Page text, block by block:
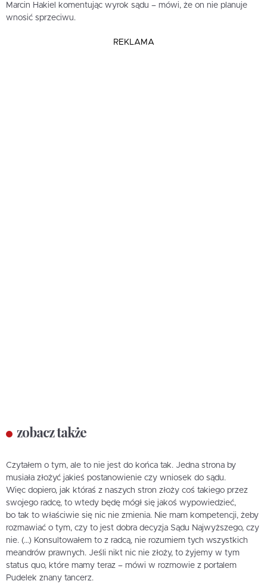
Marcin Hakiel komentując wyrok sądu – mówi, że on nie planuje
wnosić sprzeciwu.
REKLAMA
zobacz także
Czytałem o tym, ale to nie jest do końca tak. Jedna strona by
musiała złożyć jakieś postanowienie czy wniosek do sądu.
Więc dopiero, jak któraś z naszych stron złoży coś takiego przez
swojego radcę, to wtedy będę mógł się jakoś wypowiedzieć,
bo tak to właściwie się nic nie zmienia. Nie mam kompetencji, żeby
rozmawiać o tym, czy to jest dobra decyzja Sądu Najwyższego, czy
nie. (…) Konsultowałem to z radcą, nie rozumiem tych wszystkich
meandrów prawnych. Jeśli nikt nic nie złoży, to żyjemy w tym
status quo, które mamy teraz – mówi w rozmowie z portalem
Pudelek znany tancerz.